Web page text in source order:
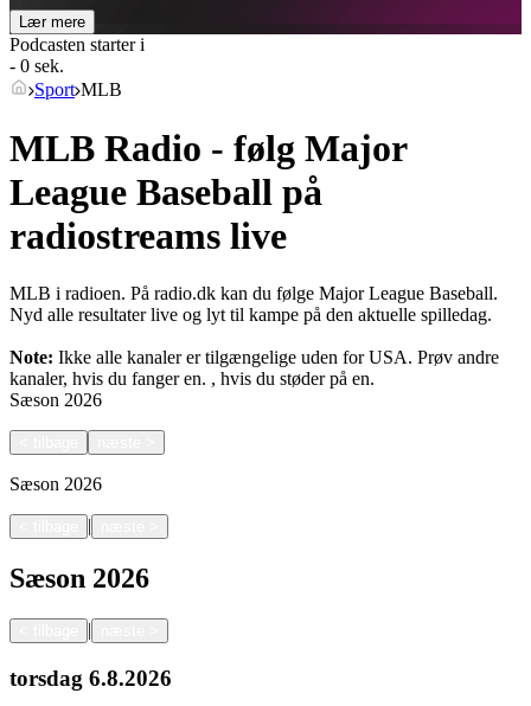
Lær mere
Podcasten starter i
- 0 sek.
Sport MLB
MLB Radio - følg Major
League Baseball på
radiostreams live
MLB i radioen. På radio.dk kan du følge Major League Baseball.
Nyd alle resultater live og lyt til kampe på den aktuelle spilledag.
Note: Ikke alle kanaler er tilgængelige uden for USA. Prøv andre
kanaler, hvis du fanger en. , hvis du støder på en.
Sæson 2026
Sæson 2026
|
Sæson 2026
|
torsdag 6.8.2026